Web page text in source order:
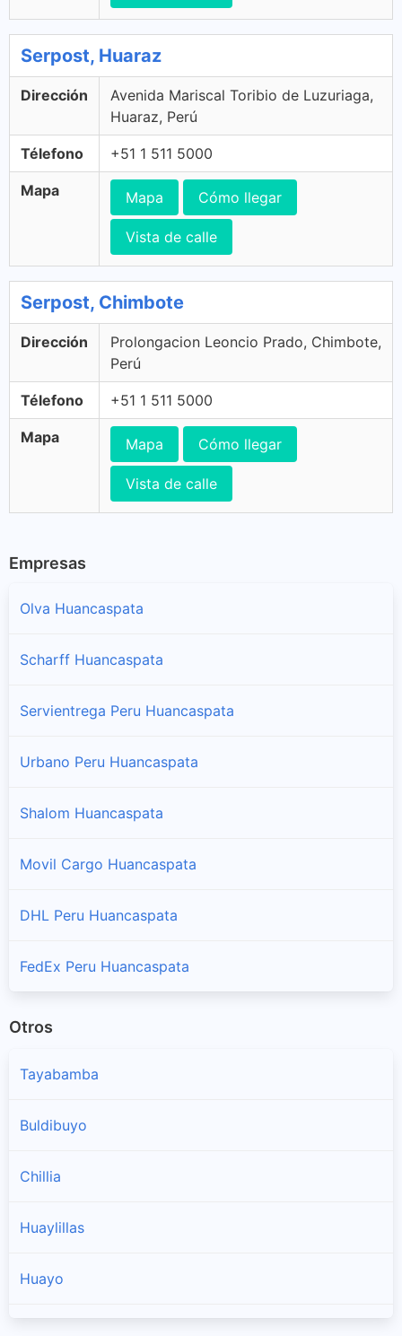
Serpost, Huaraz
Dirección
Avenida Mariscal Toribio de Luzuriaga,
Huaraz, Perú
Télefono +51 1 511 5000
Mapa Mapa Cómo llegar
Vista de calle
Serpost, Chimbote
Dirección
Prolongacion Leoncio Prado, Chimbote,
Perú
Télefono +51 1 511 5000
Mapa Mapa Cómo llegar
Vista de calle
Empresas
Olva Huancaspata
Scharff Huancaspata
Servientrega Peru Huancaspata
Urbano Peru Huancaspata
Shalom Huancaspata
Movil Cargo Huancaspata
DHL Peru Huancaspata
FedEx Peru Huancaspata
Otros
Tayabamba
Buldibuyo
Chillia
Huaylillas
Huayo